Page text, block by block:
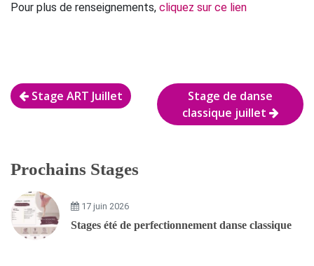
Pour plus de renseignements, cliquez sur ce lien
Navigation
de
Stage ART Juillet
Stage de danse
classique juillet
Prochains Stages
17 juin 2026
Stages été de perfectionnement danse classique